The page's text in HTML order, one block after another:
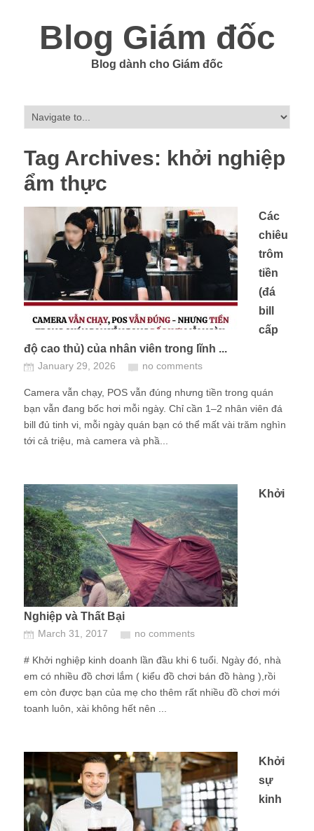
Blog Giám đốc
Blog dành cho Giám đốc
Tag Archives: khởi nghiệp
ẩm thực
Các
chiêu
trôm
tiền
(đá
bill
cấp
độ cao thủ) của nhân viên trong lĩnh ...
January 29, 2026 no comments
Camera vẫn chạy, POS vẫn đúng nhưng tiền trong quán
bạn vẫn đang bốc hơi mỗi ngày. Chỉ cần 1–2 nhân viên đá
bill đủ tinh vi, mỗi ngày quán bạn có thể mất vài trăm nghìn
tới cả triệu, mà camera và phầ...
Khởi
Nghiệp và Thất Bại
March 31, 2017 no comments
# Khởi nghiệp kinh doanh lần đầu khi 6 tuổi. Ngày đó, nhà
em có nhiều đồ chơi lắm ( kiểu đồ chơi bán đồ hàng ),rồi
em còn được bạn của mẹ cho thêm rất nhiều đồ chơi mới
toanh luôn, xài không hết nên ...
Khởi
sự
kinh